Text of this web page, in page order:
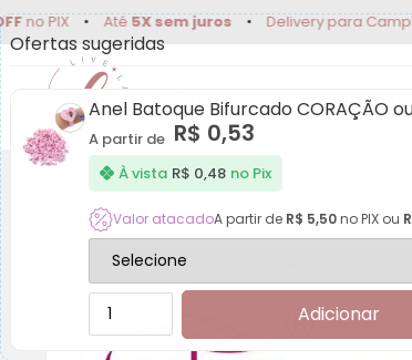
• Até5X sem juros • Delivery para Campinas e
Extensão de Cílios Lash
CÍLIOS FADVAN W 6D 2.0/REAL
Ofertas sugeridas
Anel Batoque Bifurcado CORAÇÃO ou
A partir de R$ 0,53
À vista R$ 0,48 no Pix
Valor atacadoA partir de R$ 5,50no PIX ou
Adicionar